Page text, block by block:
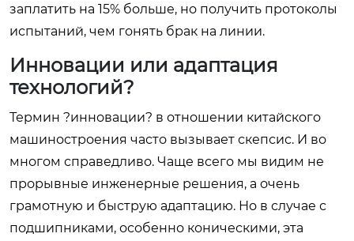
заплатить на 15% больше, но получить протоколы
испытаний, чем гонять брак на линии.
Инновации или адаптация
технологий?
Термин ?инновации? в отношении китайского
машиностроения часто вызывает скепсис. И во
многом справедливо. Чаще всего мы видим не
прорывные инженерные решения, а очень
грамотную и быструю адаптацию. Но в случае с
подшипниками, особенно коническими, эта